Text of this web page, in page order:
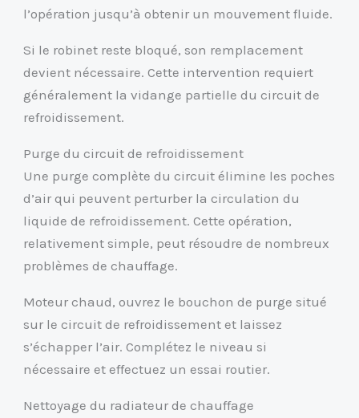
l’opération jusqu’à obtenir un mouvement fluide.
Si le robinet reste bloqué, son remplacement
devient nécessaire. Cette intervention requiert
généralement la vidange partielle du circuit de
refroidissement.
Purge du circuit de refroidissement
Une purge complète du circuit élimine les poches
d’air qui peuvent perturber la circulation du
liquide de refroidissement. Cette opération,
relativement simple, peut résoudre de nombreux
problèmes de chauffage.
Moteur chaud, ouvrez le bouchon de purge situé
sur le circuit de refroidissement et laissez
s’échapper l’air. Complétez le niveau si
nécessaire et effectuez un essai routier.
Nettoyage du radiateur de chauffage